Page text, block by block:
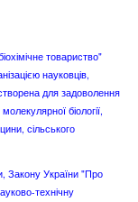
товариство"
науковців,
для задоволення
біології,
сільського
Закону України "Про
технічну